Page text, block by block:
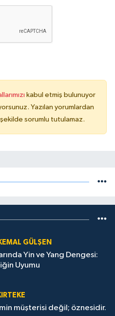
kabul etmiş bulunuyor
Yazılan yorumlardan
sorumlu tutulamaz.
GÜLŞEN
Yin ve Yang Dengesi:
Uyumu
müşterisi değil; öznesidir.